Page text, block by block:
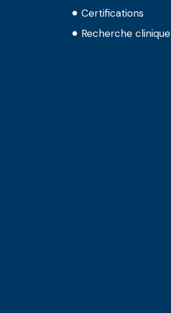
Certifications
Recherche clinique